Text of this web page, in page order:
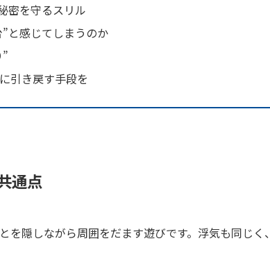
密を守るスリル
と感じてしまうのか
引き戻す手段を
通点
を隠しながら周囲をだます遊びです。浮気も同じく